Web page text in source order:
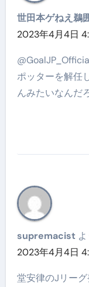
世田本ゲねえ鵜
2023年4月4日
ポッターを解任
んみたいなんだ
supremacist
2023年4月4日
堂安律のJリー